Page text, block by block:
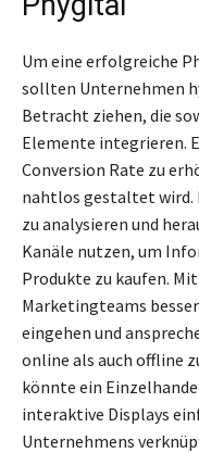
Um eine erfolgreiche
sollten Unternehmen
Betracht ziehen, die
Elemente integrieren.
Conversion Rate zu
nahtlos gestaltet wird.
zu analysieren und
Kanäle nutzen, um
Produkte zu kaufen.
Marketingteams
eingehen und
online als auch offline
könnte ein
interaktive Displays
Unternehmens